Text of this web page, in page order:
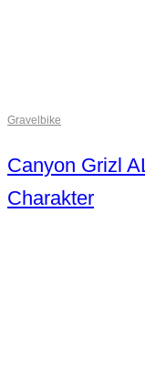
Gravelbike
Canyon Grizl
Charakter